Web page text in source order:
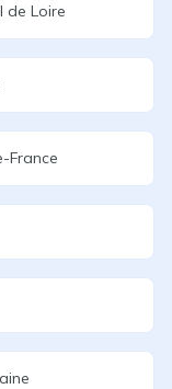
de Loire
France